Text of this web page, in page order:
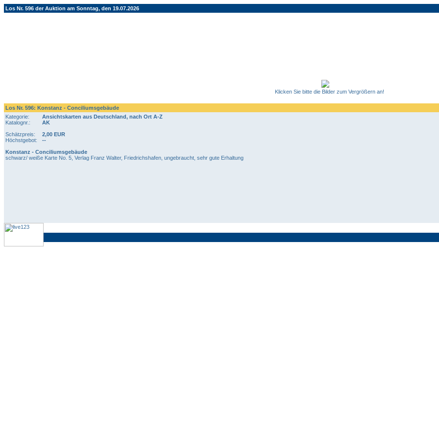
Los Nr. 596 der Auktion am Sonntag, den 19.07.2026
Klicken Sie bitte die Bilder zum Vergrößern an!
Los Nr. 596: Konstanz - Conciliumsgebäude
Kategorie:
Ansichtskarten aus Deutschland, nach Ort A-Z
Katalognr.:
AK
Schätzpreis:
2,00 EUR
Höchstgebot:
--
Konstanz - Conciliumsgebäude
schwarz/ weiße Karte No. 5, Verlag Franz Walter, Friedrichshafen, ungebraucht, sehr gute Erhaltung